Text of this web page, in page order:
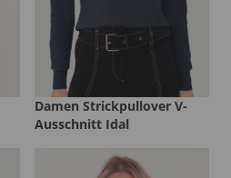
Damen Strickpullover V-
Ausschnitt Idal